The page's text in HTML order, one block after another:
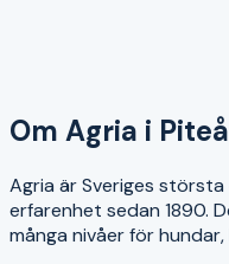
Om Agria i Piteå
Agria är Sveriges
erfarenhet sedan 1890.
många nivåer för